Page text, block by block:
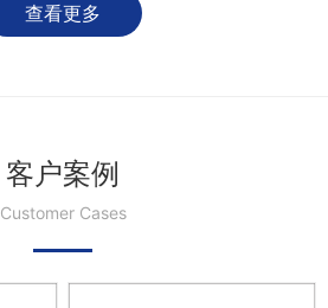
查看更多
客户案例
Customer Cases